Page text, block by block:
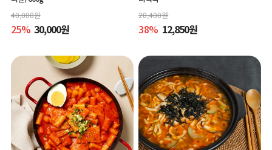
40,000원
25% 30,000원
20,400원
38% 12,850원